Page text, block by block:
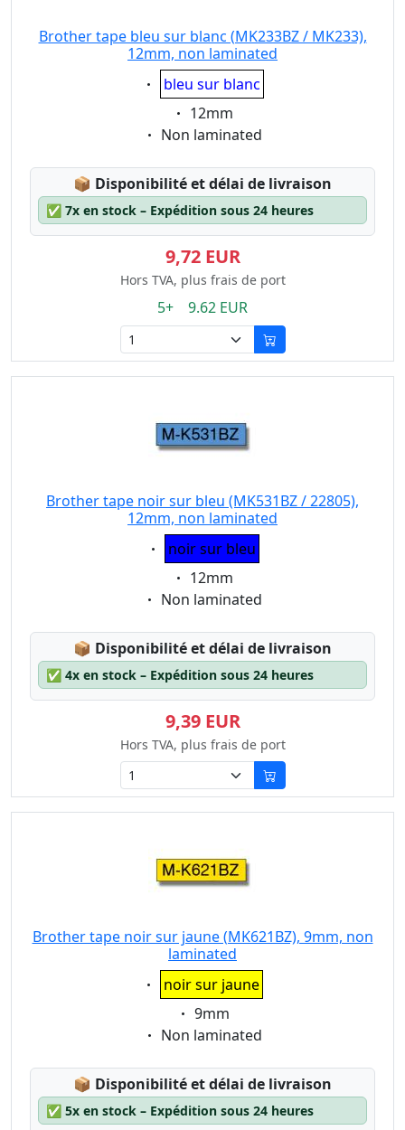
Brother tape bleu sur blanc (MK233BZ / MK233),
12mm, non laminated
Eigenschaft:
bleu sur blanc
Eigenschaft:
12mm
Eigenschaft:
Non laminated
📦 Lagerstatus:
Disponibilité et délai de livraison
✅ 7x en stock – Expédition sous 24 heures
9,72 EUR
Hors TVA, plus frais de port
5+ 9.62 EUR
Brother tape noir sur bleu (MK531BZ / 22805),
12mm, non laminated
Eigenschaft:
noir sur bleu
Eigenschaft:
12mm
Eigenschaft:
Non laminated
📦 Lagerstatus:
Disponibilité et délai de livraison
✅ 4x en stock – Expédition sous 24 heures
9,39 EUR
Hors TVA, plus frais de port
Brother tape noir sur jaune (MK621BZ), 9mm, non
laminated
Eigenschaft:
noir sur jaune
Eigenschaft:
9mm
Eigenschaft:
Non laminated
📦 Lagerstatus:
Disponibilité et délai de livraison
✅ 5x en stock – Expédition sous 24 heures